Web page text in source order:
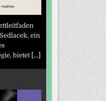
ein
bietet [...]